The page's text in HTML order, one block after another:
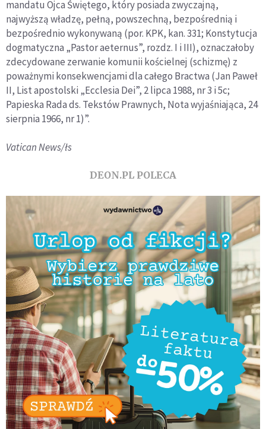
mandatu Ojca Świętego, który posiada zwyczajną,
najwyższą władzę, pełną, powszechną, bezpośrednią i
bezpośrednio wykonywaną (por. KPK, kan. 331; Konstytucja
dogmatyczna „Pastor aeternus”, rozdz. I i III), oznaczałoby
zdecydowane zerwanie komunii kościelnej (schizmę) z
poważnymi konsekwencjami dla całego Bractwa (Jan Paweł
II, List apostolski „Ecclesia Dei”, 2 lipca 1988, nr 3 i 5c;
Papieska Rada ds. Tekstów Prawnych, Nota wyjaśniająca, 24
sierpnia 1966, nr 1)”.
Vatican News/łs
DEON.PL POLECA